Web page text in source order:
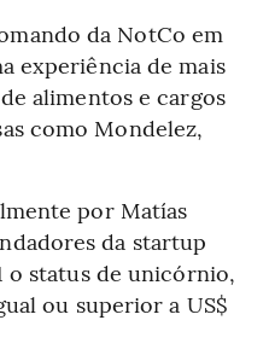
da NotCo em
experiência de mais
alimentos e cargos
como Mondelez,
por Matías
da startup
o status de unicórnio,
ou superior a US$